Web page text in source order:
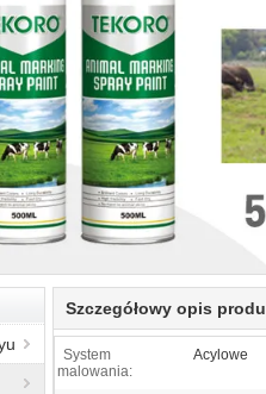
Szczegółowy opis
System
malowania:
Acylowe